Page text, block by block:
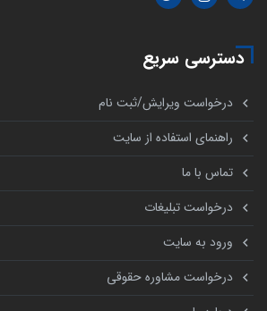
دسترسی سریع
درخواست ویرایش/ثبت نام
راهنمای استفاده از سایت
تماس با ما
درخواست تبلیغات
ورود به سایت
درخواست مشاوره حقوقی